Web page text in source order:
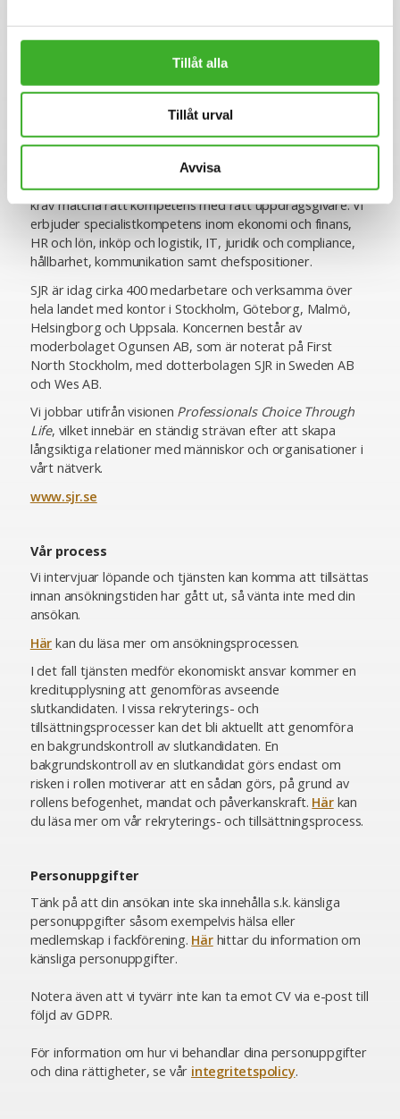
Tillåt alla
Tillåt urval
Avvisa
Om SJR
SJR är ett av Sveriges ledande och mest erfarna bolag
1993 har vi varit specialiserade inom såväl
personlighetsbedömning som de områden vi rekryterar
till, vilket ger oss en unik förmåga att utifrån högt ställda
krav matcha rätt kompetens med rätt uppdragsgivare. Vi
erbjuder specialistkompetens inom ekonomi och finans,
HR och lön, inköp och logistik, IT, juridik och compliance,
hållbarhet, kommunikation samt chefspositioner.
SJR är idag cirka 400 medarbetare och verksamma över
hela landet med kontor i Stockholm, Göteborg, Malmö,
Helsingborg och Uppsala. Koncernen består av
moderbolaget Ogunsen AB, som är noterat på First
North Stockholm, med dotterbolagen SJR in Sweden AB
och Wes AB.
Vi jobbar utifrån visionen Professionals Choice Through
Life, vilket innebär en ständig strävan efter att skapa
långsiktiga relationer med människor och organisationer i
vårt nätverk.
www.sjr.se
Vår process
Vi intervjuar löpande och tjänsten kan komma att tillsättas
innan ansökningstiden har gått ut, så vänta inte med din
ansökan.
Här kan du läsa mer om ansökningsprocessen.
I det fall tjänsten medför ekonomiskt ansvar kommer en
kreditupplysning att genomföras avseende
slutkandidaten. I vissa rekryterings- och
tillsättningsprocesser kan det bli aktuellt att genomföra
en bakgrundskontroll av slutkandidaten. En
bakgrundskontroll av en slutkandidat görs endast om
risken i rollen motiverar att en sådan görs, på grund av
rollens befogenhet, mandat och påverkanskraft. Härkan
du läsa mer om vår rekryterings- och tillsättningsprocess.
Personuppgifter
Tänk på att din ansökan inte ska innehålla s.k. känsliga
personuppgifter såsom exempelvis hälsa eller
medlemskap i fackförening. Härhittar du information om
känsliga personuppgifter.
Notera även att vi tyvärr inte kan ta emot CV via e-post till
följd av GDPR.
För information om hur vi behandlar dina personuppgifter
och dina rättigheter, se vår integritetspolicy.